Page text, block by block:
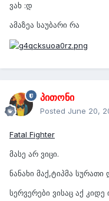
ვახ :დ
ამაზეა საუბარი რა
პითონი
Posted June 20,
Fatal Fighter
მასე არ ვიცი.
ნანახი მაქ,ტიპმა
სერვერები ვისაც აქ